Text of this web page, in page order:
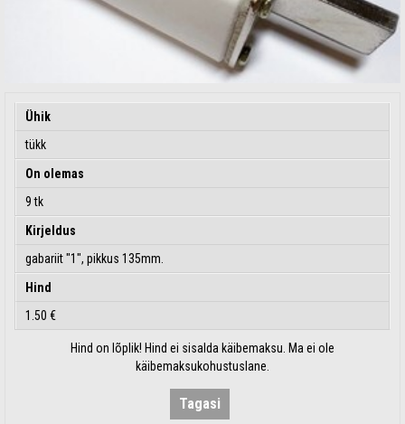
Ühik
tükk
On olemas
9 tk
Kirjeldus
gabariit "1", pikkus 135mm.
Hind
1.50 €
Hind on lõplik! Hind ei sisalda käibemaksu. Ma ei ole
käibemaksukohustuslane.
Tagasi